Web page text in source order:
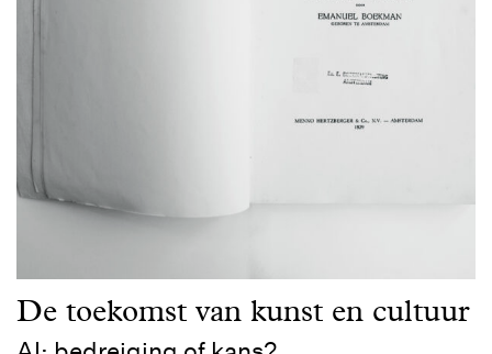
De toekomst van kunst en cultuur